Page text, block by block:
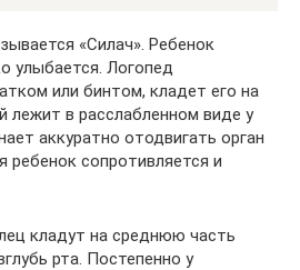
«Силач». Ребенок
улыбается. Логопед
или бинтом, кладет его на
лежит в расслабленном виде у
аккуратно отодвигать орган
ребенок сопротивляется и
кладут на среднюю часть
рта. Постепенно у